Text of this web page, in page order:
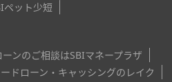
ペット少短
ンのご相談はSBIマネープラザ
ドローン・キャッシングのレイク